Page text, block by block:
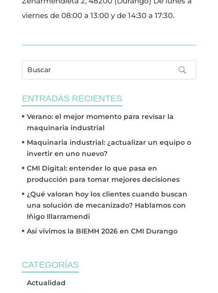
viernes de 08:00 a 13:00 y de 14:30 a 17:30.
ENTRADAS RECIENTES
Verano: el mejor momento para revisar la
maquinaria industrial
Maquinaria industrial: ¿actualizar un equipo o
invertir en uno nuevo?
CMI Digital: entender lo que pasa en
producción para tomar mejores decisiones
¿Qué valoran hoy los clientes cuando buscan
una solución de mecanizado? Hablamos con
Iñigo Illarramendi
Así vivimos la BIEMH 2026 en CMI Durango
CATEGORÍAS
Actualidad